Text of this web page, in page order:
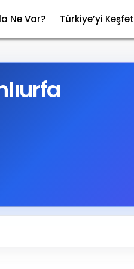
Ne Var? Türkiye’yi Keşfet